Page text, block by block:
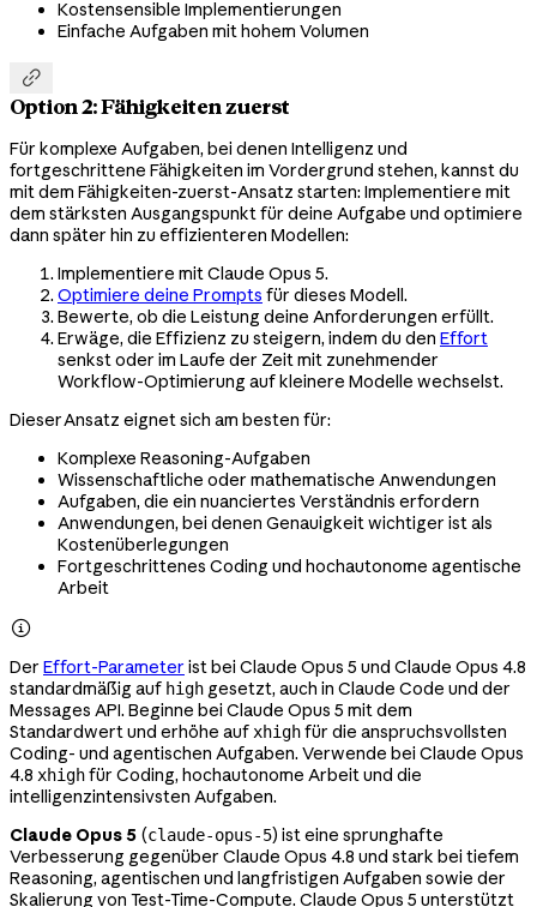
Kostensensible Implementierungen
Einfache Aufgaben mit hohem Volumen

Option 2: Fähigkeiten zuerst
Für komplexe Aufgaben, bei denen Intelligenz und
fortgeschrittene Fähigkeiten im Vordergrund stehen, kannst du
mit dem Fähigkeiten-zuerst-Ansatz starten: Implementiere mit
dem stärksten Ausgangspunkt für deine Aufgabe und optimiere
dann später hin zu effizienteren Modellen:
Implementiere mit Claude Opus 5.
Optimiere deine Prompts für dieses Modell.
Bewerte, ob die Leistung deine Anforderungen erfüllt.
Erwäge, die Effizienz zu steigern, indem du den Effort
senkst oder im Laufe der Zeit mit zunehmender
Workflow-Optimierung auf kleinere Modelle wechselst.
Dieser Ansatz eignet sich am besten für:
Komplexe Reasoning-Aufgaben
Wissenschaftliche oder mathematische Anwendungen
Aufgaben, die ein nuanciertes Verständnis erfordern
Anwendungen, bei denen Genauigkeit wichtiger ist als
Kostenüberlegungen
Fortgeschrittenes Coding und hochautonome agentische
Arbeit

Der Effort-Parameter ist bei Claude Opus 5 und Claude Opus 4.8
standardmäßig auf high gesetzt, auch in Claude Code und der
Messages API. Beginne bei Claude Opus 5 mit dem
Standardwert und erhöhe auf xhighfür die anspruchsvollsten
Coding- und agentischen Aufgaben. Verwende bei Claude Opus
4.8 xhighfür Coding, hochautonome Arbeit und die
intelligenzintensivsten Aufgaben.
Claude Opus 5 (claude-opus-5) ist eine sprunghafte
Verbesserung gegenüber Claude Opus 4.8 und stark bei tiefem
Reasoning, agentischen und langfristigen Aufgaben sowie der
Skalierung von Test-Time-Compute. Claude Opus 5 unterstützt